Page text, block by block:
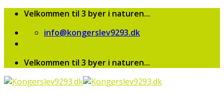
Skip
content
Velkommen til 3 byer i naturen...
info@kongerslev9293.dk
Velkommen til 3 byer i naturen...